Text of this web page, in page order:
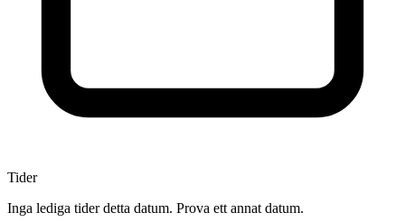
Tider
Inga lediga tider detta datum. Prova ett annat datum.